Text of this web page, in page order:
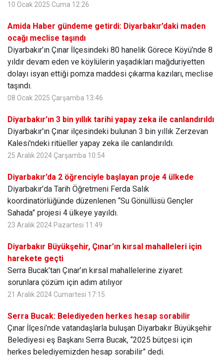
10 Ocak 2025 Cuma 12:26
Amida Haber gündeme getirdi: Diyarbakır’daki maden
ocağı meclise taşındı
Diyarbakır’ın Çınar İlçesindeki 80 hanelik Görece Köyü’nde 8
yıldır devam eden ve köylülerin yaşadıkları mağduriyetten
dolayı isyan ettiği pomza maddesi çıkarma kazıları, meclise
taşındı.
08 Ocak 2025 Çarşamba 13:46
Diyarbakır’ın 3 bin yıllık tarihi yapay zeka ile canlandırıldı
Diyarbakır'ın Çınar ilçesindeki bulunan 3 bin yıllık Zerzevan
Kalesi'ndeki ritüeller yapay zeka ile canlandırıldı.
25 Aralık 2024 Çarşamba 10:54
Diyarbakır’da 2 öğrenciyle başlayan proje 4 ülkede
Diyarbakır’da Tarih Öğretmeni Ferda Salık
koordinatörlüğünde düzenlenen “Su Gönüllüsü Gençler
Sahada” projesi 4 ülkeye yayıldı.
23 Aralık 2024 Pazartesi 11:49
Diyarbakır Büyükşehir, Çınar’ın kırsal mahalleleri için
harekete geçti
Serra Bucak’tan Çınar’ın kırsal mahallelerine ziyaret:
sorunlara çözüm için adım atılıyor
21 Aralık 2024 Cumartesi 17:15
Serra Bucak: Belediyeden herkes hesap sorabilir
Çınar İlçesi’nde vatandaşlarla buluşan Diyarbakır Büyükşehir
Belediyesi eş Başkanı Serra Bucak, “2025 bütçesi için
herkes belediyemizden hesap sorabilir” dedi.